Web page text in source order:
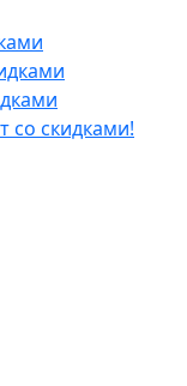
со скидками!